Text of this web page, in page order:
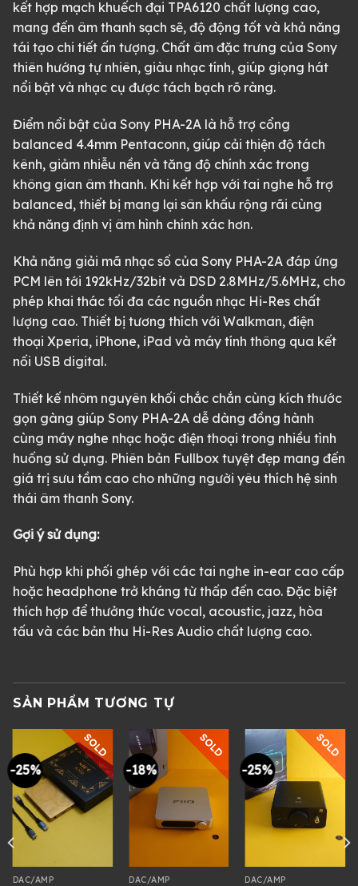
kết hợp mạch khuếch đại TPA6120 chất lượng cao,
mang đến âm thanh sạch sẽ, độ động tốt và khả năng
tái tạo chi tiết ấn tượng. Chất âm đặc trưng của Sony
thiên hướng tự nhiên, giàu nhạc tính, giúp giọng hát
nổi bật và nhạc cụ được tách bạch rõ ràng.
Điểm nổi bật của Sony PHA-2A là hỗ trợ cổng
balanced 4.4mm Pentaconn, giúp cải thiện độ tách
kênh, giảm nhiễu nền và tăng độ chính xác trong
không gian âm thanh. Khi kết hợp với tai nghe hỗ trợ
balanced, thiết bị mang lại sân khấu rộng rãi cùng
khả năng định vị âm hình chính xác hơn.
Khả năng giải mã nhạc số của Sony PHA-2A đáp ứng
PCM lên tới 192kHz/32bit và DSD 2.8MHz/5.6MHz, cho
phép khai thác tối đa các nguồn nhạc Hi-Res chất
lượng cao. Thiết bị tương thích với Walkman, điện
thoại Xperia, iPhone, iPad và máy tính thông qua kết
nối USB digital.
Thiết kế nhôm nguyên khối chắc chắn cùng kích thước
gọn gàng giúp Sony PHA-2A dễ dàng đồng hành
cùng máy nghe nhạc hoặc điện thoại trong nhiều tình
huống sử dụng. Phiên bản Fullbox tuyệt đẹp mang đến
giá trị sưu tầm cao cho những người yêu thích hệ sinh
thái âm thanh Sony.
Gợi ý sử dụng:
Phù hợp khi phối ghép với các tai nghe in-ear cao cấp
hoặc headphone trở kháng từ thấp đến cao. Đặc biệt
thích hợp để thưởng thức vocal, acoustic, jazz, hòa
tấu và các bản thu Hi-Res Audio chất lượng cao.
SẢN PHẨM TƯƠNG TỰ
-25%
SOLD
DAC/AMP
-18%
SOLD
DAC/AMP
-25%
SOLD
DAC/AMP